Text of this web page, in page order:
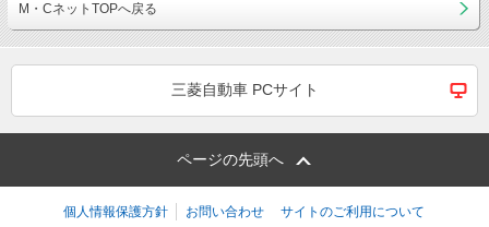
M・CネットTOPへ戻る
三菱自動車 PCサイト
ページの先頭へ
個人情報保護方針 お問い合わせ サイトのご利用について